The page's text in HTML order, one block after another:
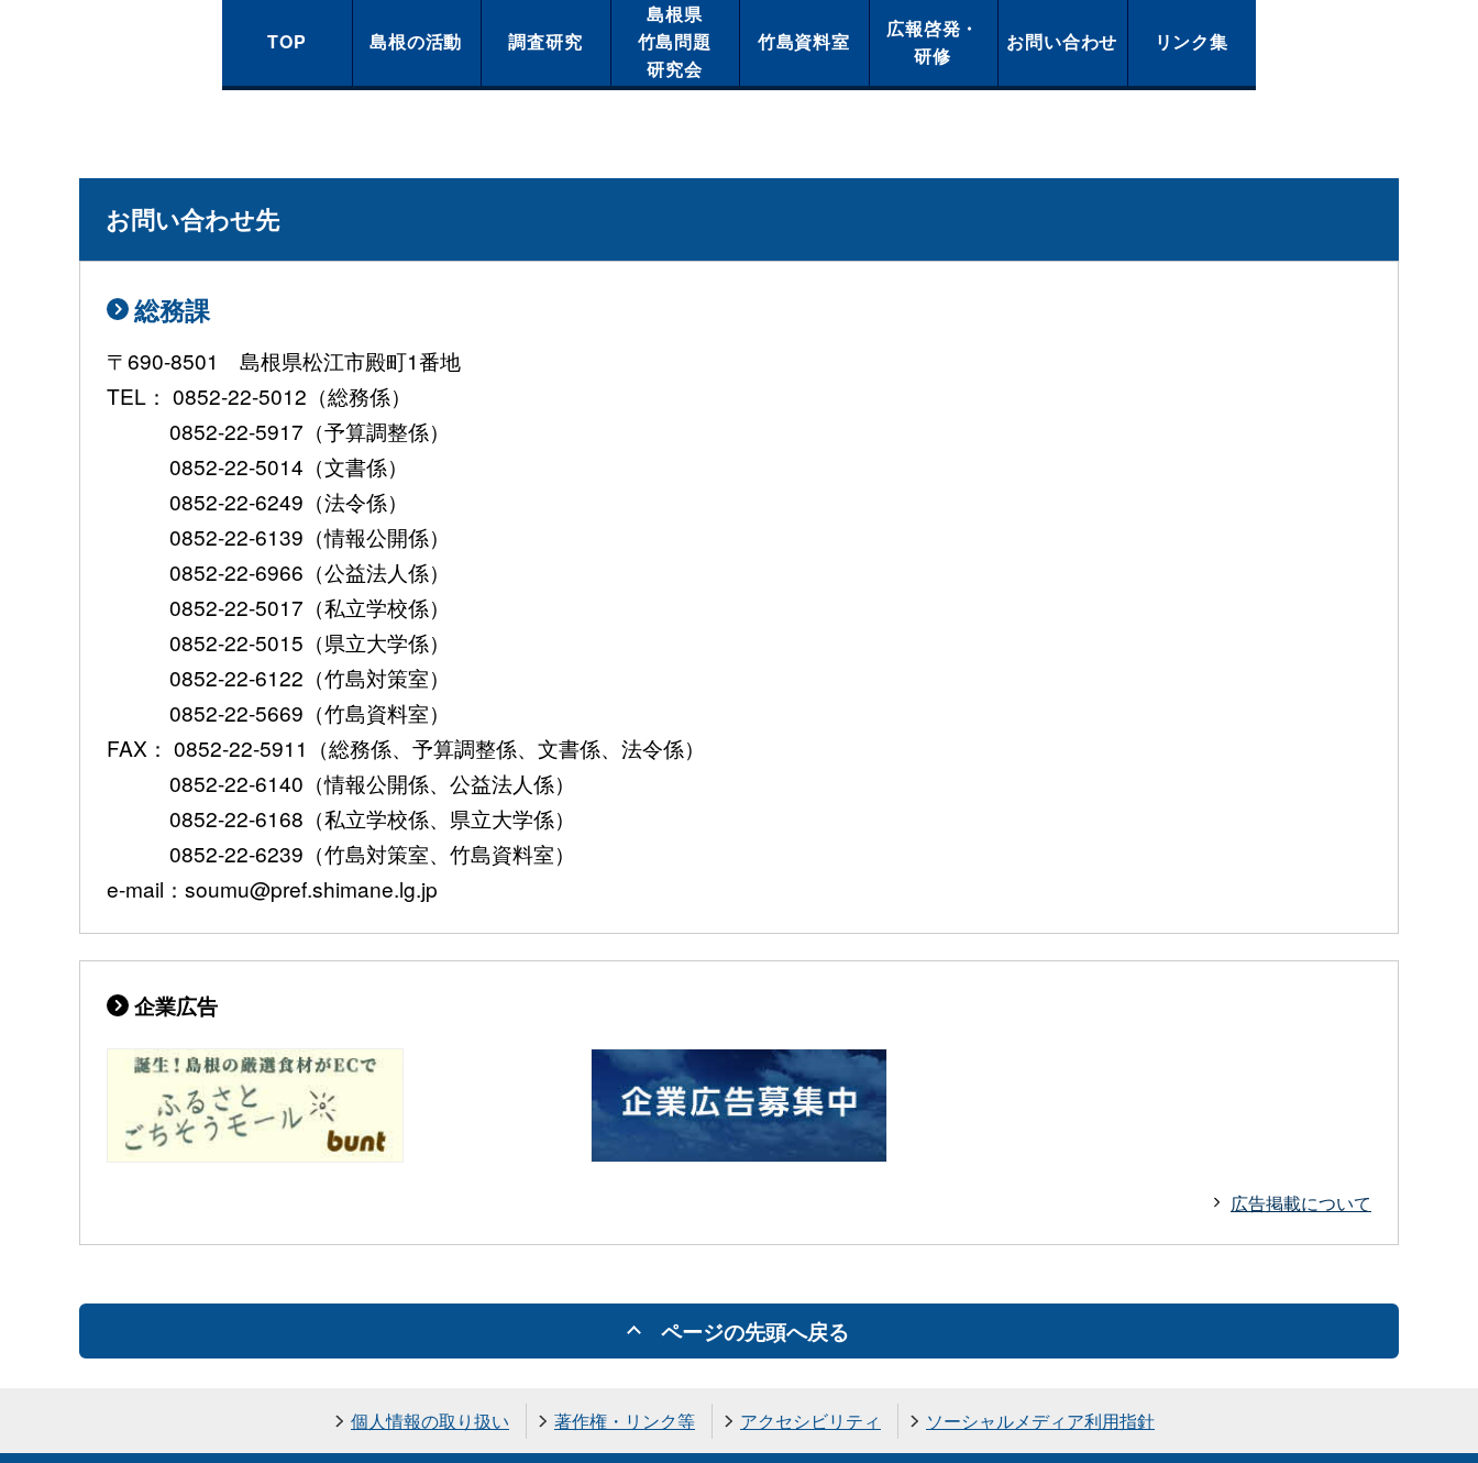
TOP 島根の活動 調査研究
島根県
竹島問題
研究会
竹島資料室
広報啓発・
研修
お問い合わせ リンク集
お問い合わせ先
総務課
〒690-8501 島根県松江市殿町1番地
TEL： 0852-22-5012（総務係）
0852-22-5917（予算調整係）
0852-22-5014（文書係）
0852-22-6249（法令係）
0852-22-6139（情報公開係）
0852-22-6966（公益法人係）
0852-22-5017（私立学校係）
0852-22-5015（県立大学係）
0852-22-6122（竹島対策室）
0852-22-5669（竹島資料室）
FAX： 0852-22-5911（総務係、予算調整係、文書係、法令係）
0852-22-6140（情報公開係、公益法人係）
0852-22-6168（私立学校係、県立大学係）
0852-22-6239（竹島対策室、竹島資料室）
e-mail：soumu@pref.shimane.lg.jp
企業広告
広告掲載について
ページの先頭へ戻る
個人情報の取り扱い 著作権・リンク等 アクセシビリティ ソーシャルメディア利用指針